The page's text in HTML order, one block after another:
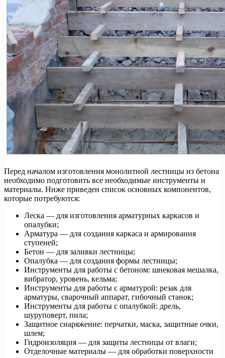
Перед началом изготовления монолитной лестницы из бетона
необходимо подготовить все необходимые инструменты и
материалы. Ниже приведен список основных компонентов,
которые потребуются:
Леска — для изготовления арматурных каркасов и
опалубки;
Арматура — для создания каркаса и армирования
ступеней;
Бетон — для заливки лестницы;
Опалубка — для создания формы лестницы;
Инструменты для работы с бетоном: шнековая мешалка,
вибратор, уровень, кельма;
Инструменты для работы с арматурой: резак для
арматуры, сварочный аппарат, гибочный станок;
Инструменты для работы с опалубкой: дрель,
шуруповерт, пила;
Защитное снаряжение: перчатки, маска, защитные очки,
шлем;
Гидроизоляция — для защиты лестницы от влаги;
Отделочные материалы — для обработки поверхности